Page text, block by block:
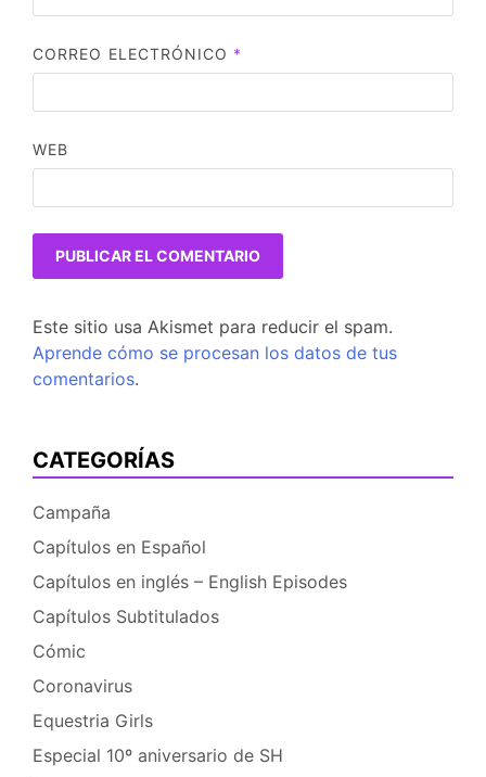
CORREO ELECTRÓNICO *
WEB
Este sitio usa Akismet para reducir el spam.
Aprende cómo se procesan los datos de tus
comentarios.
CATEGORÍAS
Campaña
Capítulos en Español
Capítulos en inglés – English Episodes
Capítulos Subtitulados
Cómic
Coronavirus
Equestria Girls
Especial 10º aniversario de SH